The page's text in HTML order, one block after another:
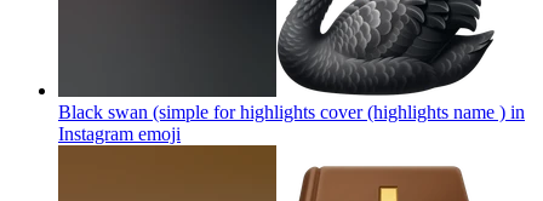
Black swan (simple for highlights cover (highlights name ) in
Instagram emoji